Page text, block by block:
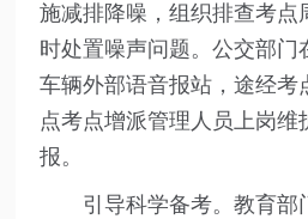
施减排降噪，组织排查考点
时处置噪声问题。公交部门
车辆外部语音报站，途经考
点考点增派管理人员上岗维
报。
引导科学备考。教育部